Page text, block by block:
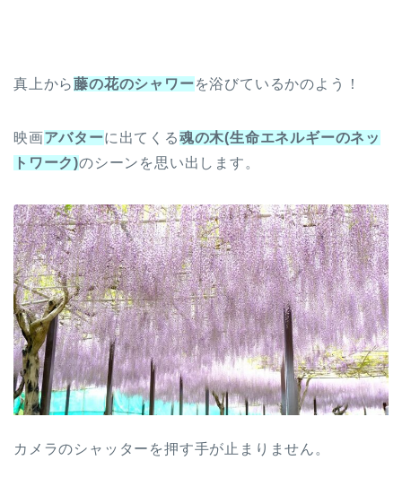
真上から藤の花のシャワーを浴びているかのよう！
映画アバターに出てくる魂の木(生命エネルギーのネッ
トワーク)のシーンを思い出します。
カメラのシャッターを押す手が止まりません。